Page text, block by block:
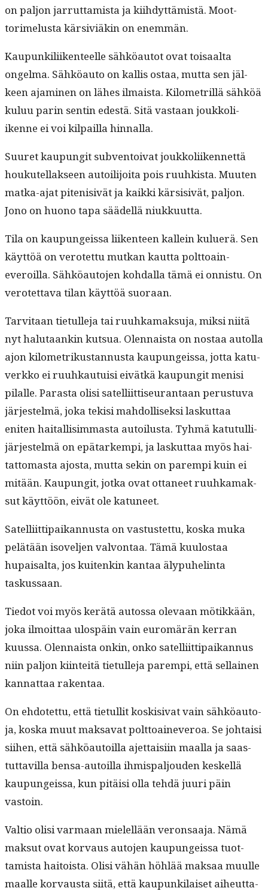
on paljon jar­rut­tamista ja kiihdyt­tämistä. Moot­
torimelus­ta kär­siviäkin on enemmän.
Kaupunkili­iken­teelle sähköau­tot ovat toisaal­ta
ongel­ma. Sähköau­to on kallis ostaa, mut­ta sen jäl­
keen ajami­nen on läh­es ilmaista. Kilo­metril­lä sähköä
kuluu parin sentin edestä. Sitä vas­taan joukkoli­
ikenne ei voi kil­pail­la hinnalla.
Suuret kaupun­git sub­ven­toi­vat joukkoli­iken­net­tä
houkutel­lak­seen autoil­i­joi­ta pois ruuhk­ista. Muuten
mat­ka-ajat piteni­sivät ja kaik­ki kär­si­sivät, paljon.
Jono on huono tapa säädel­lä niukkuutta.
Tila on kaupungeis­sa liiken­teen kallein kuluerä. Sen
käyt­töä on verotet­tu mutkan kaut­ta polt­toain­
everoil­la. Sähköau­to­jen kohdal­la tämä ei onnis­tu. On
verotet­ta­va tilan käyt­töä suoraan.
Tarvi­taan tietulle­ja tai ruuhka­mak­su­ja, mik­si niitä
nyt halu­taankin kut­sua. Olen­naista on nos­taa autol­la
ajon kilo­metrikus­tan­nus­ta kaupungeis­sa, jot­ta katu­
verkko ei ruuhkau­tu­isi eivätkä kaupun­git menisi
pilalle. Paras­ta olisi satel­li­it­tiseu­ran­taan perus­tu­va
jär­jestelmä, joka tek­isi mah­dol­lisek­si laskut­taa
eniten haitallisim­mas­ta autoilus­ta. Tyh­mä katu­tul­li­
jär­jestelmä on epä­tarkem­pi, ja laskut­taa myös hai­
tat­tomas­ta ajos­ta, mut­ta sekin on parem­pi kuin ei
mitään. Kaupun­git, jot­ka ovat otta­neet ruuhka­mak­
sut käyt­töön, eivät ole katuneet.
Satel­li­it­ti­paikan­nus­ta on vas­tustet­tu, kos­ka muka
pelätään isovel­jen valvon­taa. Tämä kuu­lostaa
hupaisalta, jos kuitenkin kan­taa äly­puhe­lin­ta
taskussaan.
Tiedot voi myös kerätä autossa ole­vaan mötikkään,
joka ilmoit­taa ulospäin vain euromärän ker­ran
kuus­sa. Olen­naista onkin, onko satel­li­it­ti­paikan­nus
niin paljon kiin­teitä tietulle­ja parem­pi, että sel­l­ainen
kan­nat­taa rakentaa.
On ehdotet­tu, että tietul­lit koski­si­vat vain sähköau­to­
ja, kos­ka muut mak­sa­vat polt­toain­everoa. Se johtaisi
siihen, että sähköau­toil­la ajet­taisi­in maal­la ja saas­
tut­tavil­la ben­sa-autoil­la ihmis­paljouden keskel­lä
kaupungeis­sa, kun pitäisi olla tehdä juuri päin
vastoin.
Val­tio olisi var­maan mielel­lään veron­saa­ja. Nämä
mak­sut ovat kor­vaus auto­jen kaupungeis­sa tuot­
tamista haitoista. Olisi vähän höh­lää mak­saa muulle
maalle kor­vaus­ta siitä, että kaupunki­laiset aiheut­ta­